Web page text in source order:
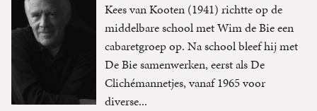
Kees van Kooten (1941) richtte op de
middelbare school met Wim de Bie een
cabaretgroep op. Na school bleef hij met
De Bie samenwerken, eerst als De
Clichémannetjes, vanaf 1965 voor
diverse...